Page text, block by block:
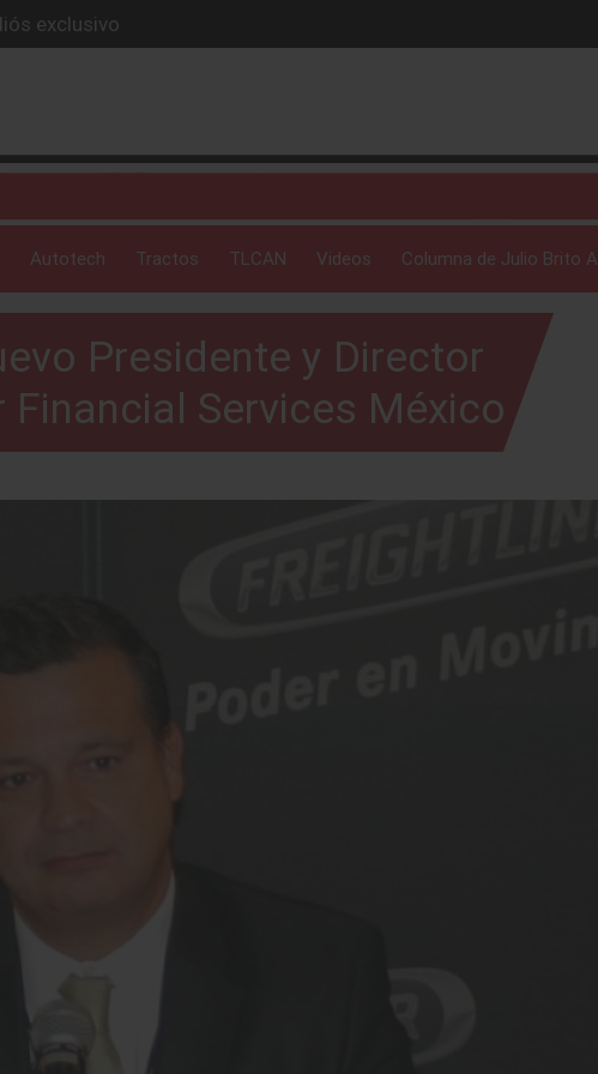
exclusivo
up en 2026
Autotech Tractos TLCAN Videos Columna de Julio Brito A.
Presidente y Director
Financial Services México